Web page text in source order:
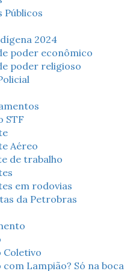
Públicos
2024
poder econômico
poder religioso
STF
Aéreo
de trabalho
em rodovias
da Petrobras
Coletivo
Lampião? Só na boca